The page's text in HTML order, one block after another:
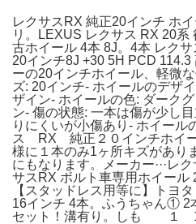
レクサスRX 純正20インチ ホ
リ。LEXUS レクサス RX 20系
古ホイール 4本 8J。4本 レク
20インチ8J +30 5H PCD
ーの20インチホイール、軽微
ズ: 20インチ- ホイールのデザ
ザイン- ホイールの色: ダーク
ン- 傷の状態: 一本は傷が少し
りにくいが小傷あり- ホイール
ス RX 純正２０インチホイ
様に１本のみ1ヶ所キズがあ
にもなります。メーカー···レ
サスRX ボルト車専用ホイール
【スタッドレス用等に】トヨ
16インチ 4本。ふうちゃん① 2
セット！溝有り。しも １